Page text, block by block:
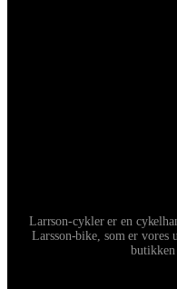
Larrson-cykler er en
Larsson-bike, som er vores
butikken